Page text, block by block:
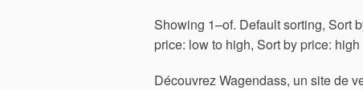
Showing 1–of. Default sorting, Sort
price: low to high, Sort by price:
Découvrez Wagendass, un site de